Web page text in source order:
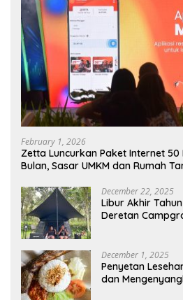
February 1, 2026
Zetta Luncurkan Paket Internet 50
Bulan, Sasar UMKM dan Rumah
December 22, 2025
Libur Akhir
Deretan
December 1, 2025
Penyetan
dan